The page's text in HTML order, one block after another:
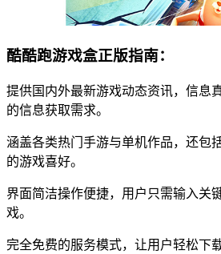
酷酷跑游戏盒正版指南：
提供国内外最新游戏动态资讯，信息
的信息获取需求。
涵盖各类热门手游与单机作品，还包
的游戏喜好。
界面简洁操作便捷，用户只需输入关
戏。
完全免费的服务模式，让用户轻松下